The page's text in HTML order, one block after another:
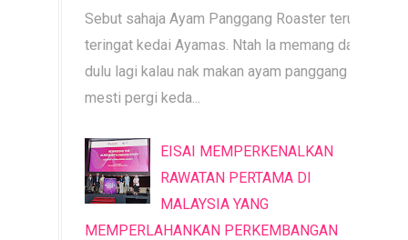
Sebut sahaja Ayam Panggang Roaster terus
teringat kedai Ayamas. Ntah la memang dari
dulu lagi kalau nak makan ayam panggang
mesti pergi keda...
EISAI MEMPERKENALKAN
RAWATAN PERTAMA DI
MALAYSIA YANG
MEMPERLAHANKAN PERKEMBANGAN